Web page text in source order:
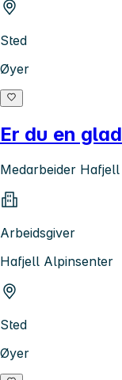
Sted
Øyer
Er du en
Medarbeider
Arbeidsgiver
Hafjell Alpinsenter
Sted
Øyer